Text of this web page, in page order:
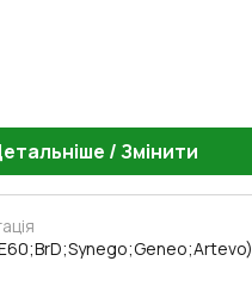
/ Змінити